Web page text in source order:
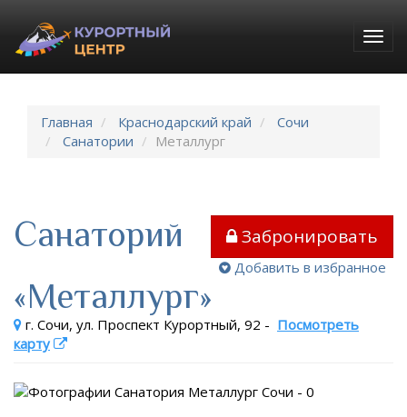
Главная Краснодарский край
Сочи
Санатории
Металлург
Забронировать
Добавить в избранное
Санаторий
«Металлург»
г. Сочи, ул. Проспект Курортный, 92 - Посмотреть
карту